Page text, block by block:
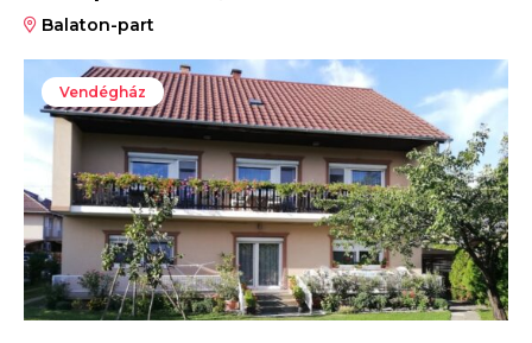
Balaton-part
Vendégház